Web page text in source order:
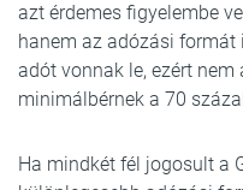
azt érdemes figyelembe
hanem az adózási formát
adót vonnak le, ezért nem
minimálbérnek a 70
Ha mindkét fél jogosult a